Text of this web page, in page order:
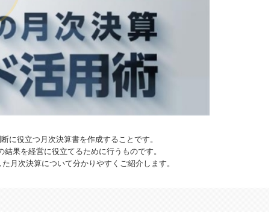
に役立つ月次決算書を作成することです。
果を経営に役立てるために行うものです。
月次決算について分かりやすくご紹介します。